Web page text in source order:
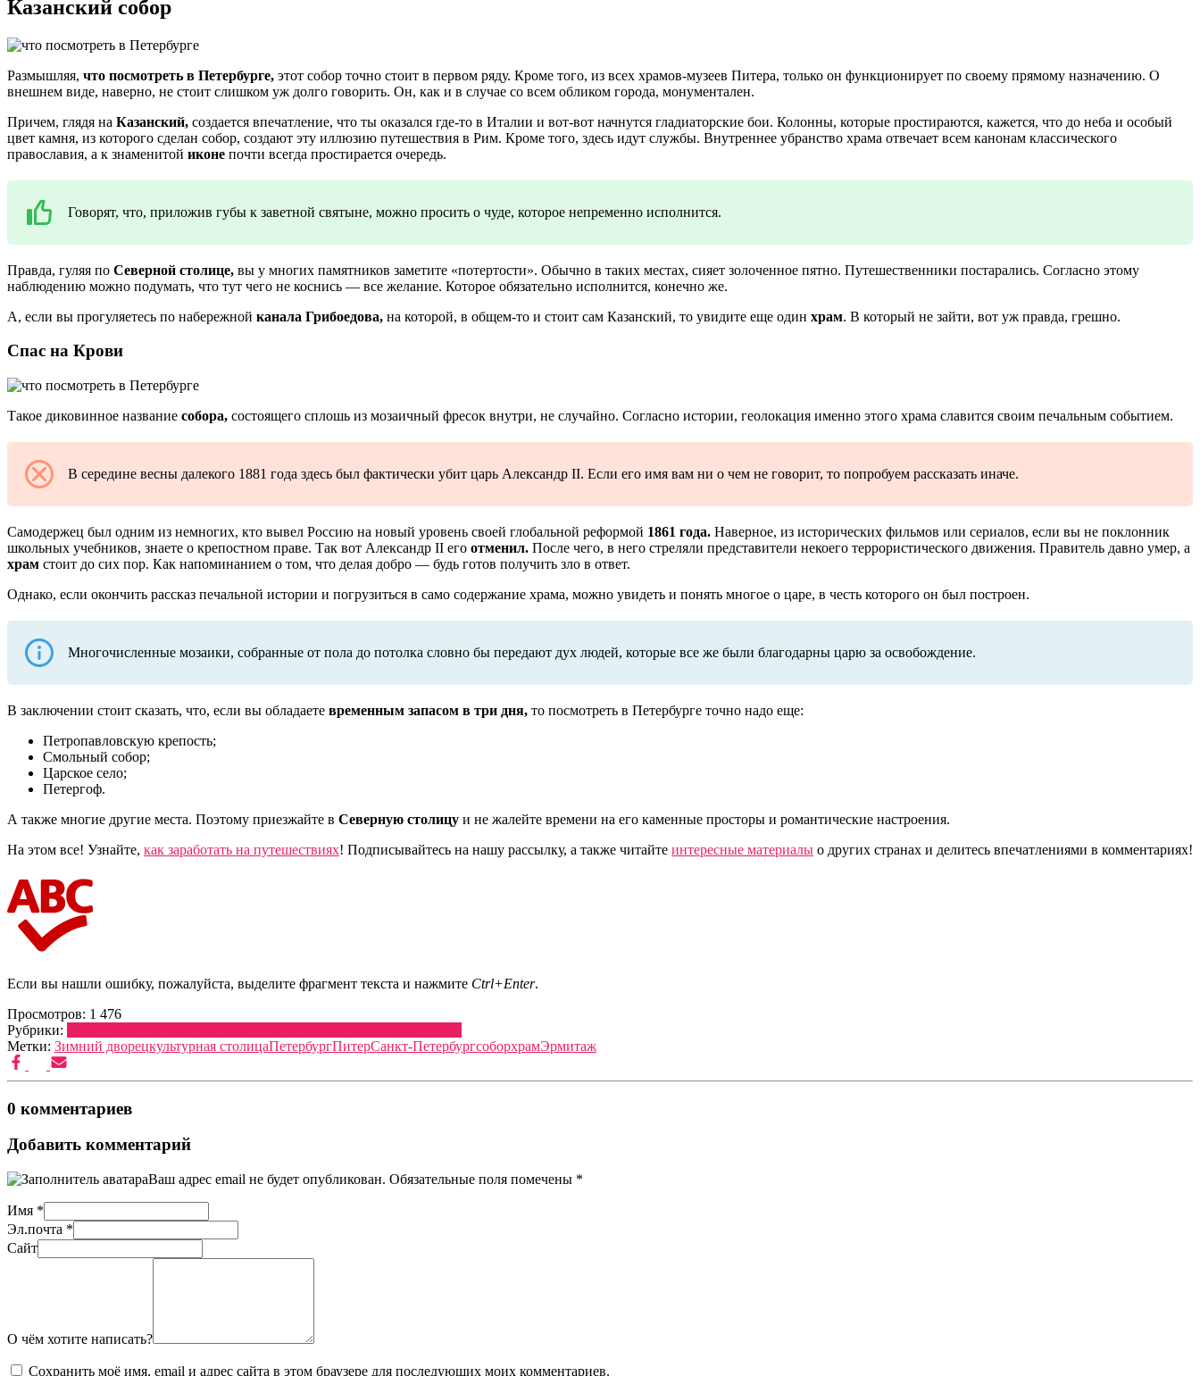
Казанский собор
Размышляя, что посмотреть в Петербурге, этот собор точно стоит в первом ряду. Кроме того, из всех храмов-музеев Питера, только он функционирует по своему прямому назначению. О
внешнем виде, наверно, не стоит слишком уж долго говорить. Он, как и в случае со всем обликом города, монументален.
Причем, глядя на Казанский, создается впечатление, что ты оказался где-то в Италии и вот-вот начнутся гладиаторские бои. Колонны, которые простираются, кажется, что до неба и особый
цвет камня, из которого сделан собор, создают эту иллюзию путешествия в Рим. Кроме того, здесь идут службы. Внутреннее убранство храма отвечает всем канонам классического
православия, а к знаменитой иконе почти всегда простирается очередь.
Говорят, что, приложив губы к заветной святыне, можно просить о чуде, которое непременно исполнится.
Правда, гуляя по Северной столице, вы у многих памятников заметите «потертости». Обычно в таких местах, сияет золоченное пятно. Путешественники постарались. Согласно этому
наблюдению можно подумать, что тут чего не коснись — все желание. Которое обязательно исполнится, конечно же.
А, если вы прогуляетесь по набережной канала Грибоедова, на которой, в общем-то и стоит сам Казанский, то увидите еще один храм. В который не зайти, вот уж правда, грешно.
Спас на Крови
Такое диковинное название собора, состоящего сплошь из мозаичный фресок внутри, не случайно. Согласно истории, геолокация именно этого храма славится своим печальным событием.
В середине весны далекого 1881 года здесь был фактически убит царь Александр II. Если его имя вам ни о чем не говорит, то попробуем рассказать иначе.
Самодержец был одним из немногих, кто вывел Россию на новый уровень своей глобальной реформой 1861 года. Наверное, из исторических фильмов или сериалов, если вы не поклонник
школьных учебников, знаете о крепостном праве. Так вот Александр II его отменил. После чего, в него стреляли представители некоего террористического движения. Правитель давно умер, а
храм стоит до сих пор. Как напоминанием о том, что делая добро — будь готов получить зло в ответ.
Однако, если окончить рассказ печальной истории и погрузиться в само содержание храма, можно увидеть и понять многое о царе, в честь которого он был построен.
Многочисленные мозаики, собранные от пола до потолка словно бы передают дух людей, которые все же были благодарны царю за освобождение.
В заключении стоит сказать, что, если вы обладаете временным запасом в три дня, то посмотреть в Петербурге точно надо еще:
Петропавловскую крепость;
Смольный собор;
Царское село;
Петергоф.
А также многие другие места. Поэтому приезжайте в Северную столицу и не жалейте времени на его каменные просторы и романтические настроения.
На этом все! Узнайте, как заработать на путешествиях! Подписывайтесь на нашу рассылку, а также читайте интересные материалы о других странах и делитесь впечатлениями в комментариях!
Если вы нашли ошибку, пожалуйста, выделите фрагмент текста и нажмите Ctrl+Enter.
Просмотров: 1 476
Рубрики:
Метки: Зимний дворецкультурная столицаПетербургПитерСанкт-ПетербургсоборхрамЭрмитаж
0 комментариев
Добавить комментарий
Ваш адрес email не будет опубликован. Обязательные поля помечены *
Имя *
Эл.почта *
Сайт
О чём хотите написать?
Сохранить моё имя, email и адрес сайта в этом браузере для последующих моих комментариев.